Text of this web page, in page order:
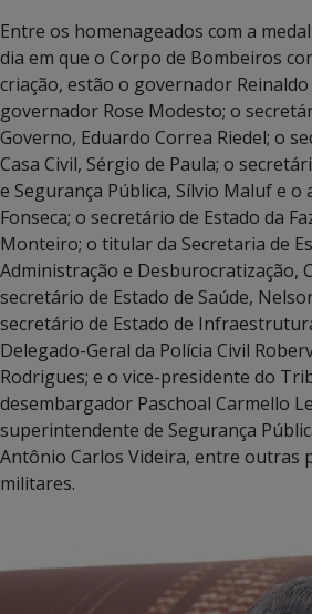
Entre os homenageados com a
dia em que o Corpo de Bombeiros
criação, estão o governador Reinaldo
governador Rose Modesto; o
Governo, Eduardo Correa Riedel; o
Casa Civil, Sérgio de Paula; o
e Segurança Pública, Sílvio Maluf e
Fonseca; o secretário de Estado da
Monteiro; o titular da Secretaria de
Administração e Desburocratização,
secretário de Estado de Saúde,
secretário de Estado de
Delegado-Geral da Polícia Civil
Rodrigues; e o vice-presidente do
desembargador Paschoal Carmello
superintendente de Segurança
Antônio Carlos Videira, entre outras
militares.